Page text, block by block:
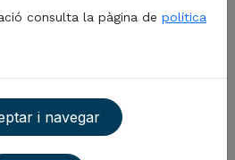
àmplia de productes i
logístiques pròpies
i Mallorca.
consulta la pàgina de política
i navegar